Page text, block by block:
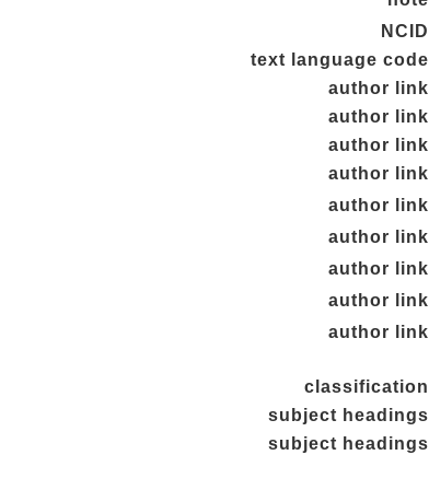
NCID
text language code
author link
author link
author link
author link
author link
author link
author link
author link
author link
classification
subject headings
subject headings